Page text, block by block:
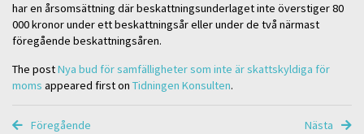
har en årsomsättning där beskattningsunderlaget inte överstiger 80
000 kronor under ett beskattningsår eller under de två närmast
föregående beskattningsåren.
The postNya bud för samfälligheter som inte är skattskyldiga för
moms appeared first on Tidningen Konsulten.
Föregående Nästa